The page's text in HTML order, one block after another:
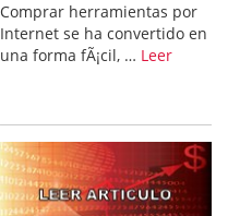
Comprar herramientas por
Internet se ha convertido en
una forma fÃ¡cil, … Leer